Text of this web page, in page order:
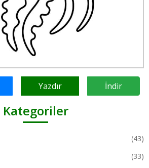
Yazdır İndir
Kategoriler
(43)
(33)